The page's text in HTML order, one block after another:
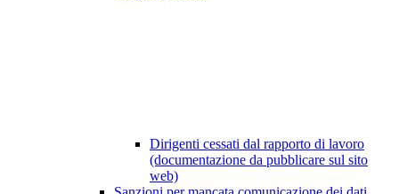
Dirigenti cessati dal rapporto di lavoro
(documentazione da pubblicare sul sito
web)